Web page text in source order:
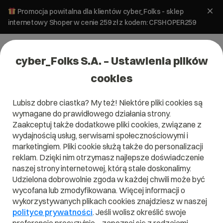
Promocja powitalna dla klientów cyber_Folks - sklep
internetowy Shoper w cenie 259 zł z kodem: CFSHOPER259
Czym jest Captcha?
Przeczytaj czym jestCaptchaw naszym słowniku.
Pomoże Ci to lepiej zrozumieć, czym dokładnie jest
cyber_Folks S.A. – Ustawienia plików
cookies
Lubisz dobre ciastka? My też! Niektóre pliki cookies są
wymagane do prawidłowego działania strony.
Zaakceptuj także dodatkowe pliki cookies, związane z
wydajnością usług, serwisami społecznościowymi i
marketingiem. Pliki cookie służą także do personalizacji
reklam. Dzięki nim otrzymasz najlepsze doświadczenie
naszej strony internetowej, którą stale doskonalimy.
Udzielona dobrowolnie zgoda w każdej chwili może być
wycofana lub zmodyfikowana. Więcej informacji o
wykorzystywanych plikach cookies znajdziesz w naszej
polityce prywatności. Jeśli wolisz określić swoje